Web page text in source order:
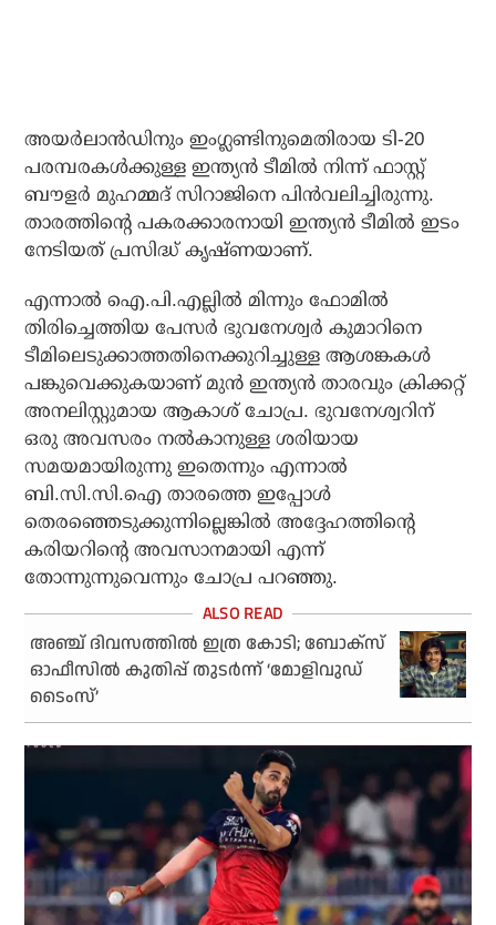
അയര്‍ലാന്‍ഡിനും ഇംഗ്ലണ്ടിനുമെതിരായ ടി-20
പരമ്പരകള്‍ക്കുള്ള ഇന്ത്യന്‍ ടീമില്‍ നിന്ന് ഫാസ്റ്റ്
ബൗളര്‍ മുഹമ്മദ് സിറാജിനെ പിന്‍വലിച്ചിരുന്നു.
താരത്തിന്റെ പകരക്കാരനായി ഇന്ത്യന്‍ ടീമില്‍ ഇടം
നേടിയത് പ്രസിദ്ധ് കൃഷ്ണയാണ്.
എന്നാല്‍ ഐ.പി.എല്ലില്‍ മിന്നും ഫോമില്‍
തിരിച്ചെത്തിയ പേസര്‍ ഭുവനേശ്വര്‍ കുമാറിനെ
ടീമിലെടുക്കാത്തതിനെക്കുറിച്ചുള്ള ആശങ്കകള്‍
പങ്കുവെക്കുകയാണ് മുന്‍ ഇന്ത്യന്‍ താരവും ക്രിക്കറ്റ്
അനലിസ്റ്റുമായ ആകാശ് ചോപ്ര. ഭുവനേശ്വറിന്
ഒരു അവസരം നല്‍കാനുള്ള ശരിയായ
സമയമായിരുന്നു ഇതെന്നും എന്നാല്‍
ബി.സി.സി.ഐ താരത്തെ ഇപ്പോള്‍
തെരഞ്ഞെടുക്കുന്നില്ലെങ്കില്‍ അദ്ദേഹത്തിന്റെ
കരിയറിന്റെ അവസാനമായി എന്ന്
തോന്നുന്നുവെന്നും ചോപ്ര പറഞ്ഞു.
അഞ്ച് ദിവസത്തിൽ ഇത്ര കോടി; ബോക്‌സ്
ഓഫീസിൽ കുതിപ്പ് തുടർന്ന് ‘മോളിവുഡ്
ടൈംസ്’